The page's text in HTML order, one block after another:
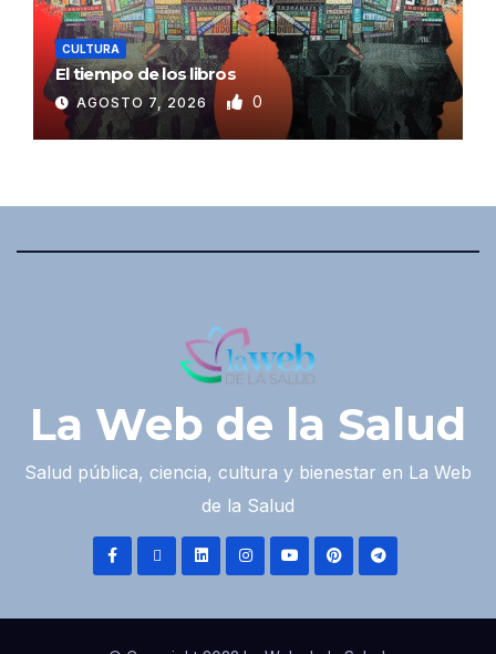
CULTURA
El tiempo de los libros
AGOSTO 7, 2026 0
La Web de la Salud
Salud pública, ciencia, cultura y bienestar en La Web
de la Salud